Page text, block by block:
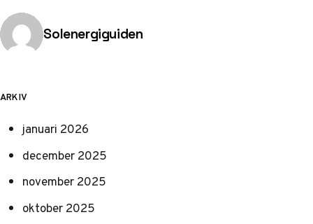
Publicerad av
Solenergiguiden
ARKIV
januari 2026
december 2025
november 2025
oktober 2025